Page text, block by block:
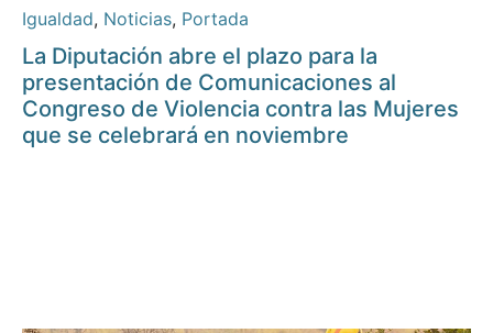
Igualdad, Noticias, Portada
La Diputación abre el plazo para la
presentación de Comunicaciones al
Congreso de Violencia contra las Mujeres
que se celebrará en noviembre